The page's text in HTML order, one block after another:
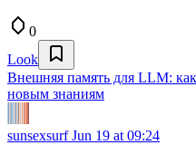
0
Look
Внешняя память для LLM:
новым знаниям
sunsexsurfJun 19 at 09:24